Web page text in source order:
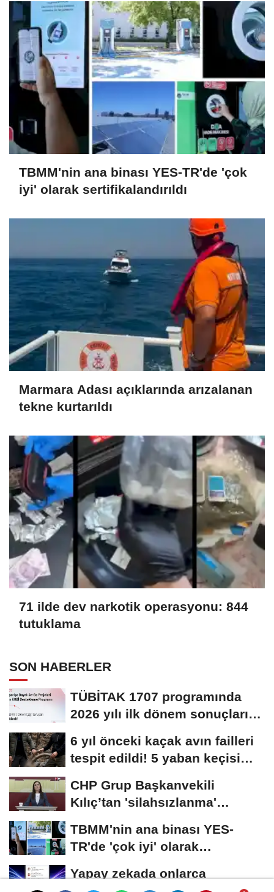
TBMM'nin ana binası YES-TR'de 'çok
iyi' olarak sertifikalandırıldı
Marmara Adası açıklarında arızalanan
tekne kurtarıldı
71 ilde dev narkotik operasyonu: 844
tutuklama
SON HABERLER
TÜBİTAK 1707 programında
2026 yılı ilk dönem sonuçları
6 yıl önceki kaçak avın failleri
tespit edildi! 5 yaban keçisi
CHP Grup Başkanvekili
Kılıç’tan 'silahsızlanma'
TBMM'nin ana binası YES-
TR'de 'çok iyi' olarak
Yapay zekada onlarca